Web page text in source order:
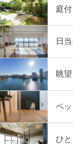
庭付
日
眺
ペ
ひ